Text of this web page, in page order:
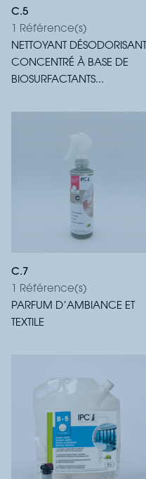
C.5
1 Référence(s)
NETTOYANT DÉSODORISANT
CONCENTRÉ À BASE DE
BIOSURFACTANTS...
C.7
1 Référence(s)
PARFUM D’AMBIANCE ET
TEXTILE